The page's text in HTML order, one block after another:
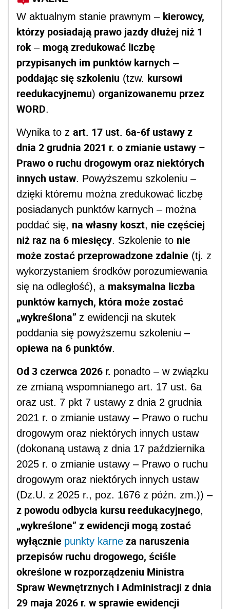
W aktualnym stanie prawnym – kierowcy,
którzy posiadają prawo jazdy dłużej niż 1
rok – mogą zredukować liczbę
przypisanych im punktów karnych –
poddając się szkoleniu (tzw. kursowi
reedukacyjnemu) organizowanemu przez
WORD.
Wynika to z art. 17 ust. 6a-6f ustawy z
dnia 2 grudnia 2021 r. o zmianie ustawy –
Prawo o ruchu drogowym oraz niektórych
innych ustaw. Powyższemu szkoleniu –
dzięki któremu można zredukować liczbę
posiadanych punktów karnych – można
poddać się, na własny koszt, nie częściej
niż raz na 6 miesięcy. Szkolenie to nie
może zostać przeprowadzone zdalnie (tj. z
wykorzystaniem środków porozumiewania
się na odległość), a maksymalna liczba
punktów karnych, która może zostać
„wykreślona” z ewidencji na skutek
poddania się powyższemu szkoleniu –
opiewa na 6 punktów.
Od 3 czerwca 2026 r. ponadto – w związku
ze zmianą wspomnianego art. 17 ust. 6a
oraz ust. 7 pkt 7 ustawy z dnia 2 grudnia
2021 r. o zmianie ustawy – Prawo o ruchu
drogowym oraz niektórych innych ustaw
(dokonaną ustawą z dnia 17 października
2025 r. o zmianie ustawy – Prawo o ruchu
drogowym oraz niektórych innych ustaw
(Dz.U. z 2025 r., poz. 1676 z późn. zm.)) –
z powodu odbycia kursu reedukacyjnego,
„wykreślone” z ewidencji mogą zostać
wyłącznie punkty karne za naruszenia
przepisów ruchu drogowego, ściśle
określone w rozporządzeniu Ministra
Spraw Wewnętrznych i Administracji z dnia
29 maja 2026 r. w sprawie ewidencji